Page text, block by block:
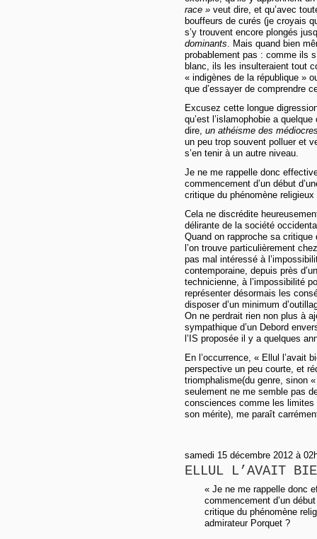
race » veut dire, et qu’avec
bouffeurs de curés (je croyais
s’y trouvent encore plongés
dominants. Mais quand bien
probablement pas : comme ils
blanc, ils les insulteraient tout
« indigènes de la république »
que d’essayer de comprendre
Excusez cette longue
qu’est l’islamophobie a
dire, un athéisme des
un peu trop souvent polluer et
s’en tenir à un autre niveau.
Je ne me rappelle donc
commencement d’un début
critique du phénomène religieux
Cela ne discrédite
délirante de la société
Quand on rapproche sa critique
l’on trouve particulièrement
pas mal intéressé à
contemporaine, depuis près
technicienne, à l’impossibilité
représenter désormais les
disposer d’un minimum
On ne perdrait rien non plus à
sympathique d’un Debord
l’IS proposée il y a quelques
En l’occurrence, « Ellul l’avait
perspective un peu courte, et
triomphalisme(du genre, sinon
seulement ne me semble pas
consciences comme les limites
son mérite), me paraît
samedi 15 décembre 2012 à
ELLUL L’AVAIT
« Je ne me rappelle donc
commencement d’un
critique du phénomène
admirateur Porquet ?